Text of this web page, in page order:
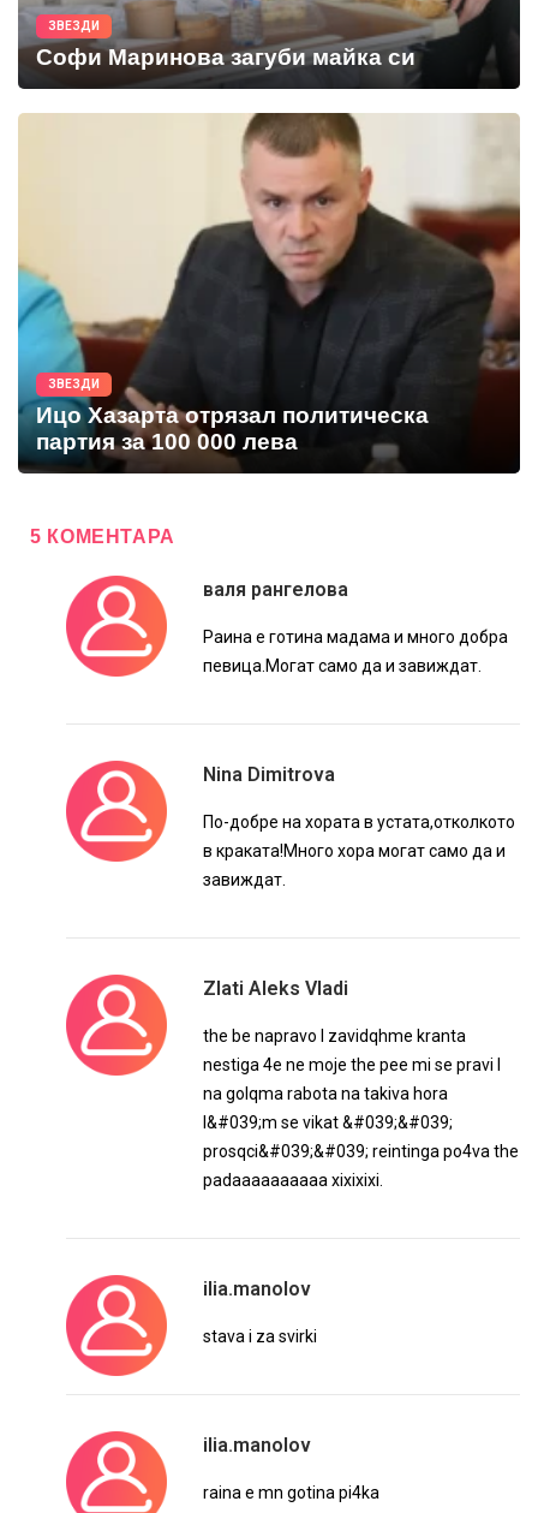
ЗВЕЗДИ
Софи Маринова загуби майка си
ЗВЕЗДИ
Ицо Хазарта отрязал политическа
партия за 100 000 лева
5 КОМЕНТАРА
валя рангелова
Раина е готина мадама и много добра
певица.Могат само да и завиждат.
Nina Dimitrova
По-добре на хората в устата,отколкото
в краката!Много хора могат само да и
завиждат.
Zlati Aleks Vladi
the be napravo I zavidqhme kranta
nestiga 4e ne moje the pee mi se pravi I
na golqma rabota na takiva hora
I&#039;m se vikat &#039;&#039;
prosqci&#039;&#039; reintinga po4va the
padaaaaaaaaaa xixixixi.
ilia.manolov
stava i za svirki
ilia.manolov
raina e mn gotina pi4ka